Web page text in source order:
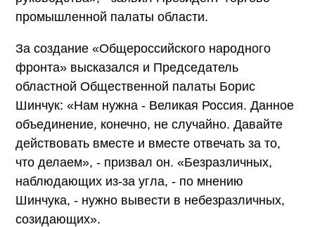
промышленной палаты области.
За создание «Общероссийского народного
фронта» высказался и Председатель
областной Общественной палаты Борис
Шинчук: «Нам нужна - Великая Россия. Данное
объединение, конечно, не случайно. Давайте
действовать вместе и вместе отвечать за то,
что делаем», - призвал он. «Безразличных,
наблюдающих из-за угла, - по мнению
Шинчука, - нужно вывести в небезразличных,
созидающих».